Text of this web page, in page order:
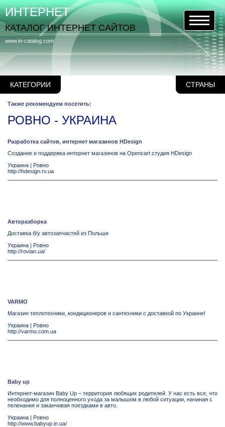
КАТЕГОРИИ СТРАНЫ
www.in-catalog.com
ИНТЕРНЕТ
КАТАЛОГ ИНТЕРНЕТ САЙТОВ
Также рекомендуем посетить:
РОВНО - УКРАИНА
Разработка сайтов, интернет магазинов HDesign
Создание и поддержка интернет магазинов на Opencart студия HDesign
Украина | Ровно
http://hdesign.rv.ua
Авторазборка
Доставка б/у автозапчастей из Польши
Украина | Ровно
http://rovian.ua/
VARMO
Магазин теплотехники, кондиционеров и сантехники с доставкой по Украине!
Украина | Ровно
http://varmo.com.ua
Baby up
Интернет-магазин Baby Up – территория любящих родителей. У нас есть все, что
необходимо для полноценного ухода за малышом в любой ситуации, начиная с
пеленания и заканчивая поездками в авто.
Украина | Ровно
http://www.babyup.in.ua/